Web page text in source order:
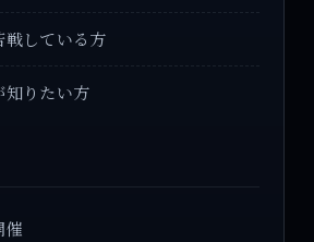
戦している方
知りたい方
催